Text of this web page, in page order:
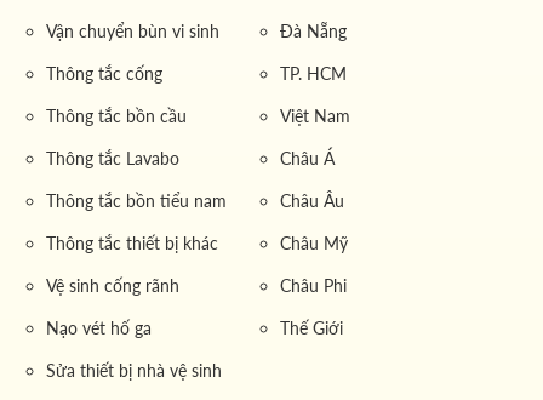
bùn phù hợp là yếu tố tiên quyết.
Chất lượng bùn đảm bảo: Bùn được kiểm tra các chỉ
số quan trọng trước khi vận chuyển.
Quy trình chuyên nghiệp: Từ khâu lấy mẫu, phân tích,
lựa chọn bùn đến khâu bơm hút,
chuyên chở bùn vi
thuật viên tay nghề cao.
Trang thiết bị hiện đại
: Xe bồn chuyên dụng, bao gồm
các xe 8 khối, được thiết kế để duy trì điều kiện tối ưu
Vận chuyển bùn vi sinh
Thông tắc cống
Thông tắc bồn cầu
Thông tắc Lavabo
Thông tắc bồn tiểu nam
Thông tắc thiết bị khác
Vệ sinh cống rãnh
Nạo vét hố ga
Sửa thiết bị nhà vệ sinh
Đà Nẵng
TP. HCM
Việt Nam
Châu Á
Châu Âu
Châu Mỹ
Châu Phi
Thế Giới